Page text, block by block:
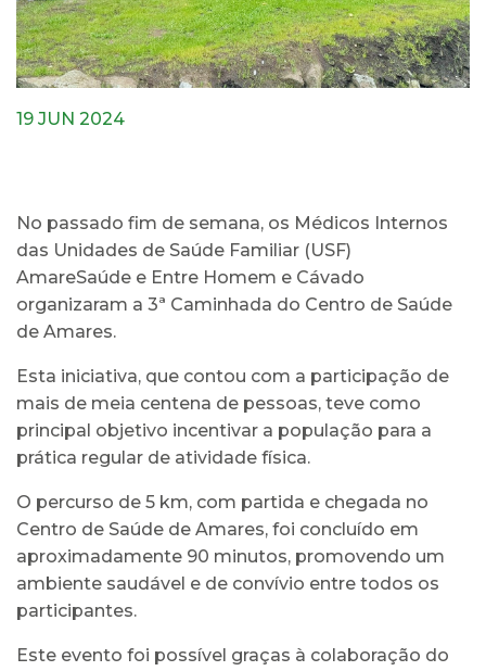
19 JUN 2024
No passado fim de semana, os Médicos Internos
das Unidades de Saúde Familiar (USF)
AmareSaúde e Entre Homem e Cávado
organizaram a 3ª Caminhada do Centro de Saúde
de Amares.
Esta iniciativa, que contou com a participação de
mais de meia centena de pessoas, teve como
principal objetivo incentivar a população para a
prática regular de atividade física.
O percurso de 5 km, com partida e chegada no
Centro de Saúde de Amares, foi concluído em
aproximadamente 90 minutos, promovendo um
ambiente saudável e de convívio entre todos os
participantes.
Este evento foi possível graças à colaboração do